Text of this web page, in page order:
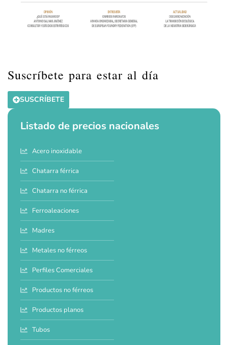
Suscríbete para estar al día
SUSCRÍBETE
Listado de precios nacionales
Acero inoxidable
Chatarra férrica
Chatarra no férrica
Ferroaleaciones
Madres
Metales no férreos
Perfiles Comerciales
Productos no férreos
Productos planos
Tubos